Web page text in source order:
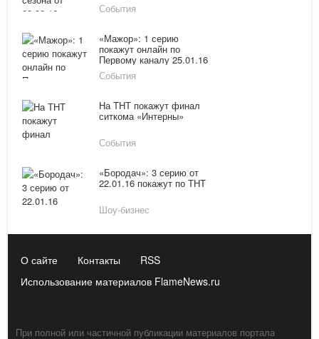
События
«Мажор»: 1 серию
покажут онлайн по
Первому каналу 25.01.16
События
На ТНТ покажут финал
ситкома «Интерны»
События
«Бородач»: 3 серию от
22.01.16 покажут по ТНТ
Шоу-бизнес
О сайте Контакты
RSS
Использование материалов FlameNews.ru
При полной или частичной публикации материалов портала